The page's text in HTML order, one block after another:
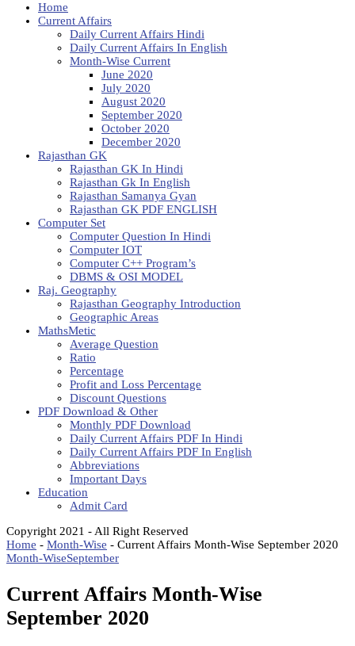
Home
Current Affairs
Daily Current Affairs Hindi
Daily Current Affairs In English
Month-Wise Current
June 2020
July 2020
August 2020
September 2020
October 2020
December 2020
Rajasthan GK
Rajasthan GK In Hindi
Rajasthan Gk In English
Rajasthan Samanya Gyan
Rajasthan GK PDF ENGLISH
Computer Set
Computer Question In Hindi
Computer IOT
Computer C++ Program’s
DBMS & OSI MODEL
Raj. Geography
Rajasthan Geography Introduction
Geographic Areas
MathsMetic
Average Question
Ratio
Percentage
Profit and Loss Percentage
Discount Questions
PDF Download & Other
Monthly PDF Download
Daily Current Affairs PDF In Hindi
Daily Current Affairs PDF In English
Abbreviations
Important Days
Education
Admit Card
Copyright 2021 - All Right Reserved
Home - Month-Wise - Current Affairs Month-Wise September 2020
Month-WiseSeptember
Current Affairs Month-Wise
September 2020